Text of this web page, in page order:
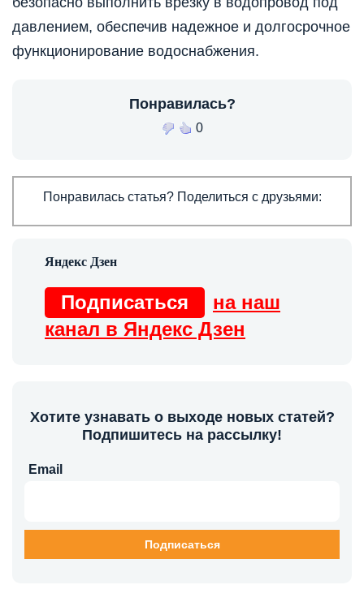
давлением, обеспечив надежное и долгосрочное
функционирование водоснабжения.
Понравилась?
0
Понравилась статья? Поделиться с друзьями:
Подписаться
на наш
канал в Яндекс Дзен
Хотите узнавать о выходе новых статей?
Подпишитесь на рассылку!
Email